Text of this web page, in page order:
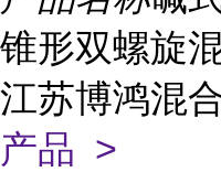
锥形双螺旋
江苏博鸿混
产品 >